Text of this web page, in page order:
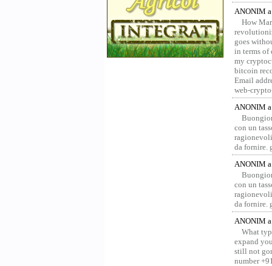
ANONIM
How
goes
in terms of
my
bitcoin
Email
web-
ANONIM
con un
da fornire.
ANONIM
con un
da fornire.
ANONIM
What
expand
still not
number